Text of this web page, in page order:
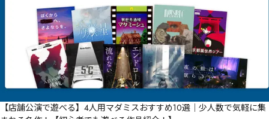
【店舗公演で遊べる】4人用マダミスおすすめ10選｜少人数で気軽に集